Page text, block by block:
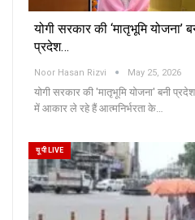
योगी सरकार की ‘मातृभूमि योजना’
प्रदेश…
Noor Hasan Rizvi May 25, 2026
योगी सरकार की 'मातृभूमि योजना' बनी
में आकार ले रहे हैं आत्मनिर्भरता के…
यू पी LIVE